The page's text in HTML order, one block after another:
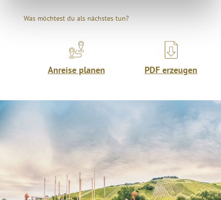
Was möchtest du als nächstes tun?
Anreise planen PDF erzeugen